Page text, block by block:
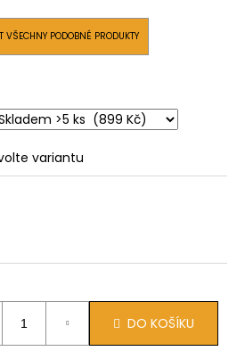
VŠECHNY PODOBNÉ PRODUKTY
variantu
DO KOŠÍKU